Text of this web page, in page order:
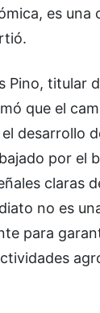
es una
Pino, titular
que el
desarrollo
por el
claras
no es
para